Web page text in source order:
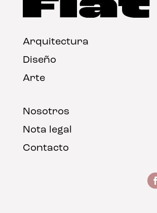
Arquitectura
Diseño
Arte
Nosotros
Nota legal
Contacto